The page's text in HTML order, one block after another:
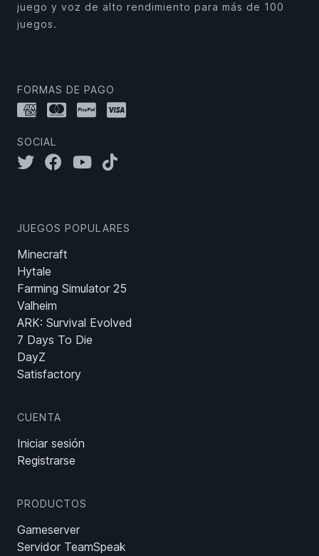
juego y voz de alto rendimiento para más de 100
juegos.
FORMAS DE PAGO
SOCIAL
JUEGOS POPULARES
Minecraft
Hytale
Farming Simulator 25
Valheim
ARK: Survival Evolved
7 Days To Die
DayZ
Satisfactory
CUENTA
Iniciar sesión
Registrarse
PRODUCTOS
Gameserver
Servidor TeamSpeak